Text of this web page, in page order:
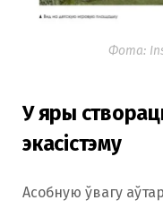
Фота:
У яры
экасістэму
Асобную ўвагу